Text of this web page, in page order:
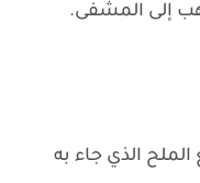
إلى المشفى.
الذي جاء به